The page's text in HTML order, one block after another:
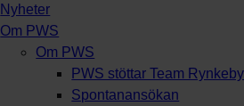
Nyheter
Om PWS
Om PWS
PWS stöttar Team Rynkeby
Spontanansökan